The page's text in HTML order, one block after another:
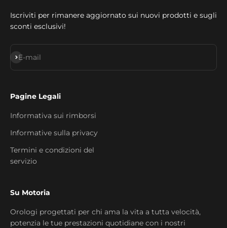
Iscriviti per rimanere aggiornato sui nuovi prodotti e sugli
sconti esclusivi!
E-mail
S'inscrire
Pagine Legali
Informativa sui rimborsi
Informative sulla privacy
Termini e condizioni del
servizio
Su Motoria
Orologi progettati per chi ama la vita a tutta velocità,
potenzia le tue prestazioni quotidiane con i nostri